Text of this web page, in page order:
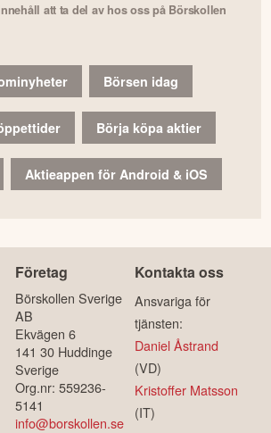
att ta del av hos oss på Börskollen
Börsen idag
Börja köpa aktier
Aktieappen för Android & iOS
Företag
Börskollen Sverige
AB
Ekvägen 6
141 30 Huddinge
Sverige
Org.nr: 559236-
5141
info@borskollen.se
Kontakta oss
Ansvariga för
tjänsten:
Daniel Åstrand
(VD)
Kristoffer Matsson
(IT)